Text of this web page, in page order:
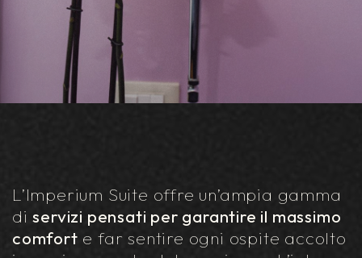
L’Imperium Suite offre un’ampia gamma
diservizi pensati per garantire il massimo
comfort e far sentire ogni ospite accolto